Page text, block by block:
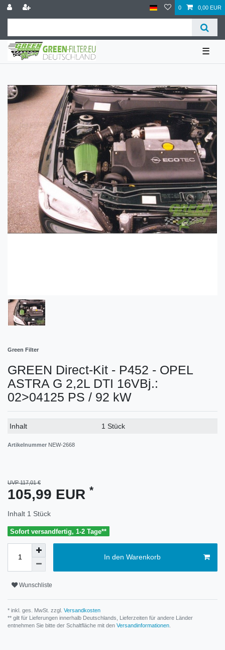
0 0,00 EUR
☰
Green Filter
GREEN Direct-Kit - P452 - OPEL
ASTRA G 2,2L DTI 16VBj.:
02>04125 PS / 92 kW
Technisches
Wert
Inhalt 1 Stück
Artikelnummer NEW-2668
UVP 117,01 €
105,99 EUR *
Inhalt 1 Stück
Sofort versandfertig, 1-2 Tage**
In den Warenkorb
Wunschliste
* inkl. ges. MwSt. zzgl. Versandkosten
** gilt für Lieferungen innerhalb Deutschlands, Lieferzeiten für andere Länder
entnehmen Sie bitte der Schaltfläche mit den Versandinformationen